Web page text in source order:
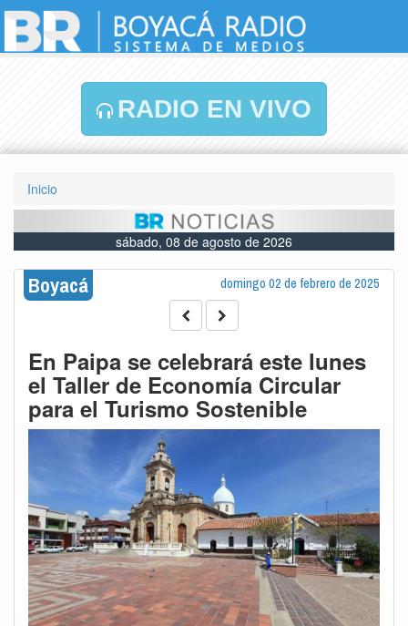
RADIO EN VIVO
Inicio
sábado, 08 de agosto de 2026
Boyacá domingo 02 de febrero de 2025
En Paipa se celebrará este lunes
el Taller de Economía Circular
para el Turismo Sostenible